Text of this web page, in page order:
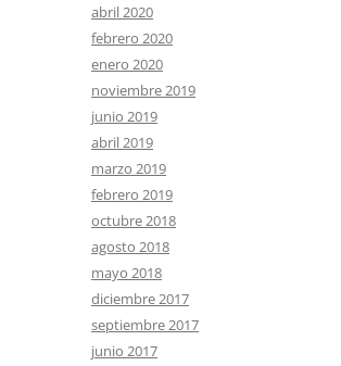
abril 2020
febrero 2020
enero 2020
noviembre 2019
junio 2019
abril 2019
marzo 2019
febrero 2019
octubre 2018
agosto 2018
mayo 2018
diciembre 2017
septiembre 2017
junio 2017